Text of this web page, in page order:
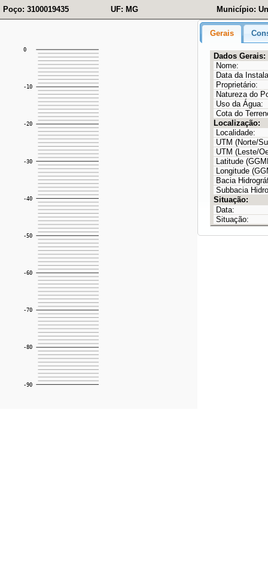
Poço: 3100019435 UF: MG Município:
Gerais
Dados Gerais:
Nome:
Data da
Proprietário:
Natureza do
Uso da Água:
Cota do
Localização:
Localidade:
UTM (Norte/
UTM (Leste/
Latitude
Longitude
Bacia
Subbacia
Situação:
Data:
Situação: